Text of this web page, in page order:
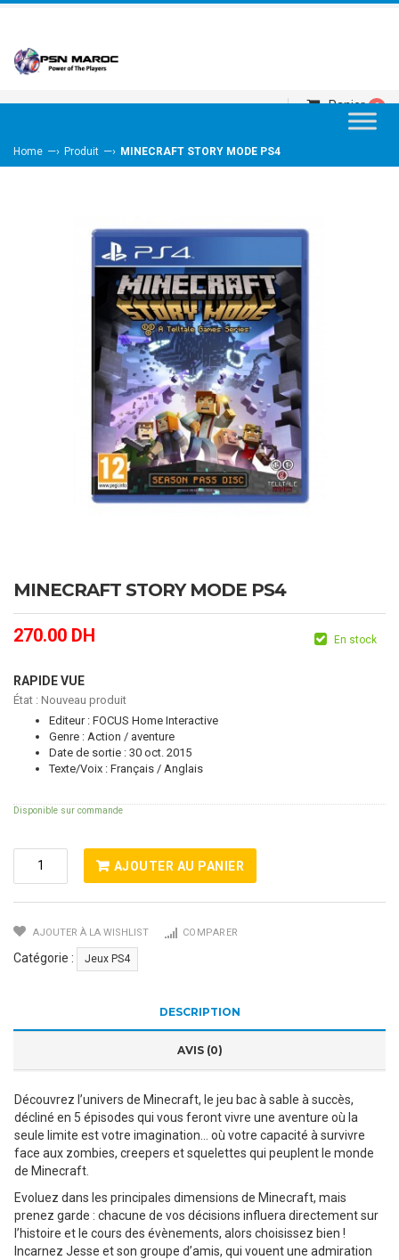
Panier 0
Home —› Produit —› MINECRAFT STORY MODE PS4
MINECRAFT STORY MODE PS4
270.00 DH En stock
RAPIDE VUE
État : Nouveau produit
Editeur : FOCUS Home Interactive
Genre : Action / aventure
Date de sortie : 30 oct. 2015
Texte/Voix : Français / Anglais
Disponible sur commande
Quantité
De
MINECRAFT
MODE
PS4
AJOUTER AU PANIER
AJOUTER À LA WISHLIST COMPARER
Catégorie : Jeux PS4
DESCRIPTION
AVIS (0)
Découvrez l’univers de Minecraft, le jeu bac à sable à succès,
décliné en 5 épisodes qui vous feront vivre une aventure où la
seule limite est votre imagination… où votre capacité à survivre
face aux zombies, creepers et squelettes qui peuplent le monde
de Minecraft.
Evoluez dans les principales dimensions de Minecraft, mais
prenez garde : chacune de vos décisions influera directement sur
l’histoire et le cours des évènements, alors choisissez bien !
Incarnez Jesse et son groupe d’amis, qui vouent une admiration